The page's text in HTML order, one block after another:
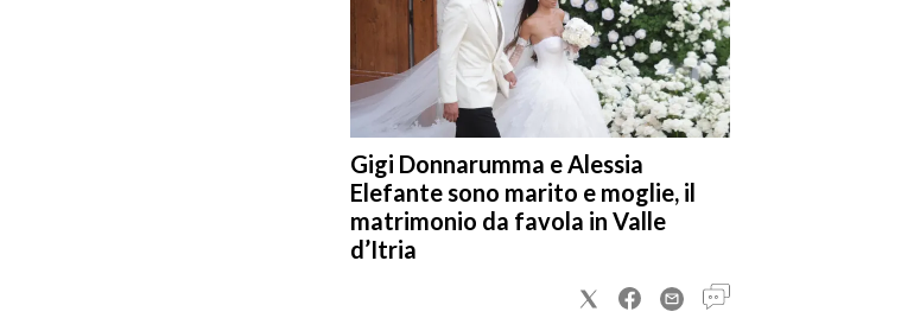
Gigi Donnarumma e Alessia
Elefante sono marito e moglie, il
matrimonio da favola in Valle
d’Itria